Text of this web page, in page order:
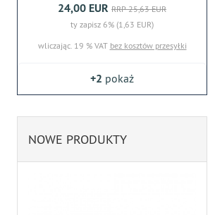
24,00 EUR RRP 25,63 EUR
ty zapisz 6% (1,63 EUR)
wliczając. 19 % VAT bez kosztów przesyłki
+2 pokaż
NOWE PRODUKTY